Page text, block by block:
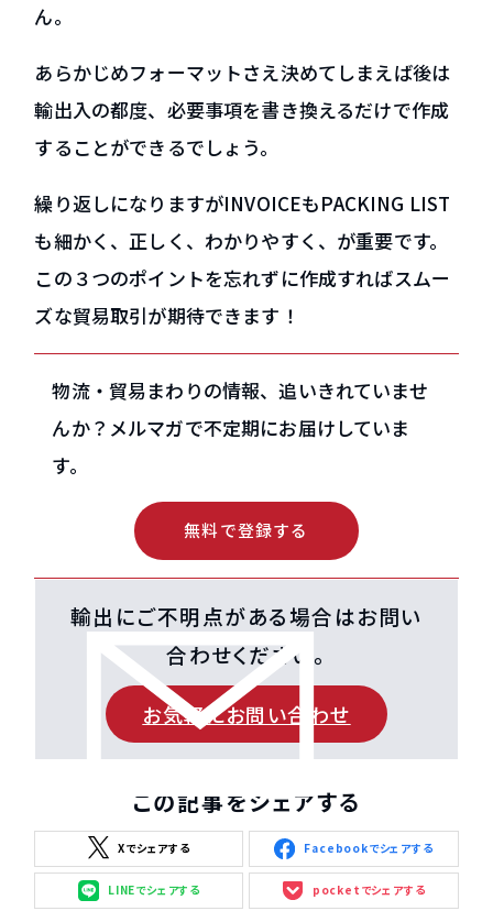
ん。
あらかじめフォーマットさえ決めてしまえば後は
輸出入の都度、必要事項を書き換えるだけで作成
することができるでしょう。
繰り返しになりますがINVOICEもPACKING LIST
も細かく、正しく、わかりやすく、が重要です。
この３つのポイントを忘れずに作成すればスムー
ズな貿易取引が期待できます！
物流・貿易まわりの情報、追いきれていませ
んか？メルマガで不定期にお届けしていま
す。
無料で登録する
輸出にご不明点がある場合はお問い
合わせください。
お気軽にお問い合わせ
この記事をシェアする
Xでシェアする Facebookでシェアする
LINEでシェアする pocketでシェアする